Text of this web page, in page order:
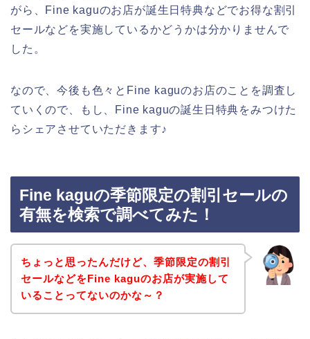
がら、Fine kaguのお店が誕生日特典などでお得な割引
セールなどを実施しているかどうかは分かりませんで
した。
なので、今後も色々とFine kaguのお店のことを調査し
ていくので、もし、Fine kaguの誕生日特典をみつけた
らシェアさせていただきます♪
Fine kaguの季節限定の割引セールの
有無を検索で調べてみた！
ちょっと思ったんだけど、季節限定の割引
セールなどをFine kaguのお店が実施して
いることってないのかな～？